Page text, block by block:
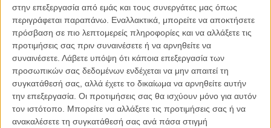
στην επεξεργασία από εμάς και τους συνεργάτες μας όπως
περιγράφεται παραπάνω. Εναλλακτικά, μπορείτε να αποκτήσετε
πρόσβαση σε πιο λεπτομερείς πληροφορίες και να αλλάξετε τις
προτιμήσεις σας πριν συναινέσετε ή να αρνηθείτε να
συναινέσετε. Λάβετε υπόψη ότι κάποια επεξεργασία των
προσωπικών σας δεδομένων ενδέχεται να μην απαιτεί τη
συγκατάθεσή σας, αλλά έχετε το δικαίωμα να αρνηθείτε αυτήν
την επεξεργασία. Οι προτιμήσεις σας θα ισχύουν μόνο για αυτόν
τον ιστότοπο. Μπορείτε να αλλάξετε τις προτιμήσεις σας ή να
ανακαλέσετε τη συγκατάθεσή σας ανά πάσα στιγμή
Στο πρώτο teaser από το πρώτο μέρος του «Mockingjay», δίπλα
στον Πρόεδρο Σνόου στέκεται για την ώρα ο Πίτα, ενώ σε
απαράμιλλο all white σκηνικό, η μανία μπορεί απλά να (ξανά)
ξεκινήσει...